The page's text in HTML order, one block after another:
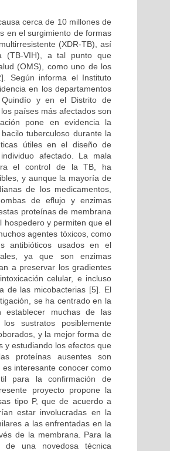
cerca de 10 millones de
en el surgimiento de formas
(XDR-TB), así
(TB-VIH), a tal punto que
(OMS), como uno de los
Según informa el Instituto
en los departamentos
y en el Distrito de
países más afectados son
pone en evidencia la
tuberculoso durante la
útiles en el diseño de
afectado. La mala
el control de la TB, ha
y aunque la mayoría de
de los medicamentos,
de eflujo y enzimas
proteínas de membrana
hospedero y permiten que el
agentes tóxicos, como
antibióticos usados en el
ya que son enzimas
a preservar los gradientes
celular, e incluso
de las micobacterias [5]. El
se ha centrado en la
establecer muchas de las
sustratos posiblemente
y la mejor forma de
y estudiando los efectos que
proteínas ausentes son
interesante conocer como
para la confirmación de
proyecto propone la
tipo P, que de acuerdo a
estar involucradas en la
a las enfrentadas en la
de la membrana. Para la
de una novedosa técnica